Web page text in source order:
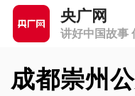
央广网
讲好中国故事
成都崇州